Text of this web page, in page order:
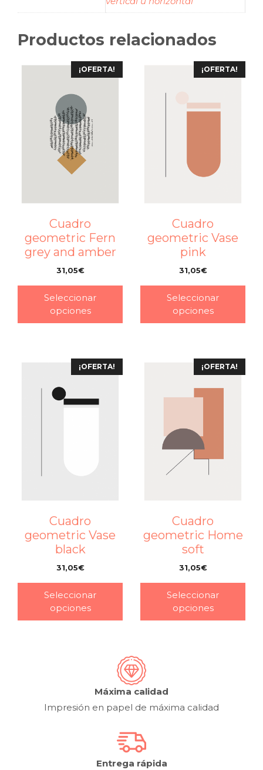
Productos relacionados
¡OFERTA!
Cuadro
geometric Fern
grey and amber
31,05€
Seleccionar
opciones
¡OFERTA!
Cuadro
geometric Vase
pink
31,05€
Seleccionar
opciones
¡OFERTA!
Cuadro
geometric Vase
black
31,05€
Seleccionar
opciones
¡OFERTA!
Cuadro
geometric Home
soft
31,05€
Seleccionar
opciones
Máxima calidad
Impresión en papel de máxima calidad
Entrega rápida